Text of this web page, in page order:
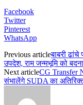
Facebook
Twitter
Pinterest
WhatsApp
Previous articleबाबरी
उपदेश, राम जन्मभूमि को
Next articleCG Transfer
संभालेंगे SUDA का